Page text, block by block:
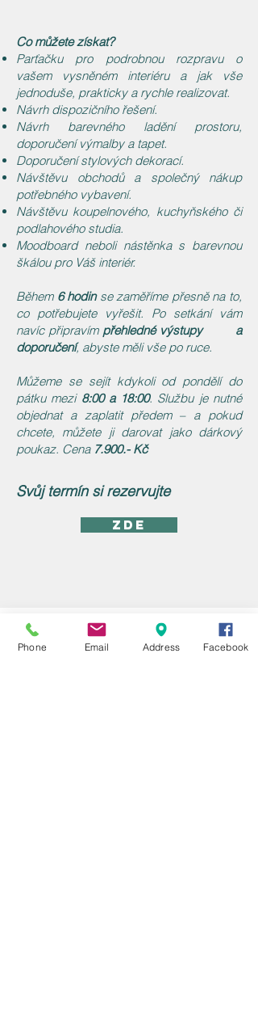
Co můžete získat?
Parťačku pro podrobnou rozpravu o
vašem vysněném interiéru a jak vše
jednoduše, prakticky a rychle realizovat.
Návrh dispozičního řešení.
Návrh barevného ladění prostoru,
doporučení výmalby a tapet.
Doporučení stylových dekorací.
Návštěvu obchodů a společný nákup
potřebného vybavení.
Návštěvu koupelnového, kuchyňského či
podlahového studia.
Moodboard neboli nástěnka s barevnou
škálou pro Váš interiér.
Během 6 hodinse zaměříme přesně na to,
co potřebujete vyřešit. Po setkání vám
navíc připravím přehledné výstupy a
doporučení, abyste měli vše po ruce.
Můžeme se sejít kdykoli od pondělí do
pátku mezi 8:00 a 18:00. Službu je nutné
objednat a zaplatit předem – a pokud
chcete, můžete ji darovat jako dárkový
poukaz. Cena 7.900.- Kč
Svůj termín si rezervujte
ZDE
MICHAELA VAŠKOVÁ
​IČO: 67019625
Phone Email Address Facebook